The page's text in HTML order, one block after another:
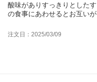
酸味がありすっきりとした
の食事にあわせるとお互い
注文日：2025/03/09